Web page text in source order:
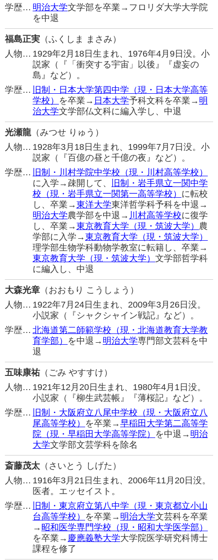
学歴… 明治大学文学部を卒業→フロリダ大学大学院
を中退
福島正実 （ふくしま まさみ）
人物… 1929年2月18日生まれ、1976年4月9日没。小
説家（『「衝突する宇宙」以後』『虚妄の
島』など）。
学歴…
旧制・日本大学第四中学（現・日本大学高等
学校） を卒業→ 日本大学予科文科を卒業→ 明
治大学文学部仏文科に編入学し、中退
光瀬龍（みつせ りゅう）
人物… 1928年3月18日生まれ、1999年7月7日没。小
説家（『百億の昼と千億の夜』など）。
学歴…
旧制・川村学院中学校（現・川村高等学校）
に入学→疎開して、
旧制・岩手県立一関中学
校（現・岩手県立一関第一高等学校） に転校
し、卒業→東洋大学東洋哲学科予科を中退→
明治大学農学部を中退→ 川村高等学校に復学
し、卒業→東京教育大学（現・筑波大学） 農
学部に入学→東京教育大学（現・筑波大学）
理学部生物学科動物学教室に転籍し、卒業→
東京教育大学（現・筑波大学） 文学部哲学科
に編入し、中退
大森光章 （おおもり こうしょう）
人物… 1922年7月24日生まれ、2009年3月26日没。
小説家（『シャクシャイン戦記』など）。
学歴… 北海道第二師範学校（現・北海道教育大学教
育学部） を中退→ 明治大学専門部文芸科を中
退
五味康祐（ごみ やすすけ）
人物… 1921年12月20日生まれ、1980年4月1日没。
小説家（『柳生武芸帳』『薄桜記』など）。
学歴…
旧制・大阪府立八尾中学校（現・大阪府立八
尾高等学校） を卒業→早稲田大学第二高等学
院（現・早稲田大学高等学院） を中退→ 明治
大学文学部文芸学科を除名
斎藤茂太 （さいとう しげた）
人物… 1916年3月21日生まれ、2006年11月20日没。
医者。エッセイスト。
学歴…
旧制・東京府立第八中学（現・東京都立小山
台高等学校） を卒業→ 明治大学文芸科を卒業
→ 昭和医学専門学校（現・昭和大学医学部）
を卒業→ 慶應義塾大学大学院医学研究科博士
課程を修了